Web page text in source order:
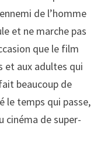
de l’homme
et ne marche pas
que le film
et aux adultes qui
beaucoup de
le temps qui passe,
cinéma de super-